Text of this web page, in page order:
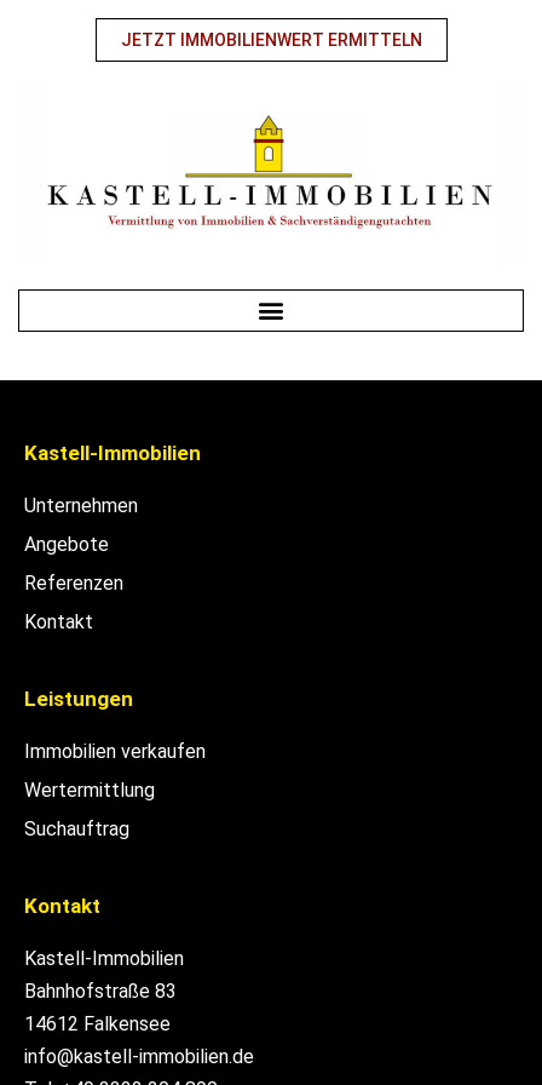
JETZT IMMOBILIENWERT ERMITTELN
Kastell-Immobilien
Unternehmen
Angebote
Referenzen
Kontakt
Leistungen
Immobilien verkaufen
Wertermittlung
Suchauftrag
Kontakt
Kastell-Immobilien
Bahnhofstraße 83
14612 Falkensee
info@kastell-immobilien.de